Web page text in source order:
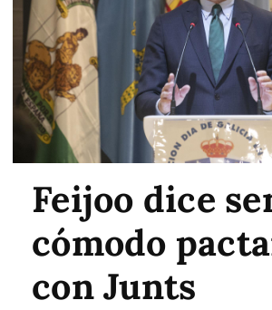
Feijoo dice
cómodo
con Junts